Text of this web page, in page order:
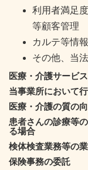
利用者満足
等顧客管理
カルテ等情
その他、当
医療・介護サービ
当事業所において
医療・介護の質の
患者さんの診療等
る場合
検体検査業務等の
保険事務の委託